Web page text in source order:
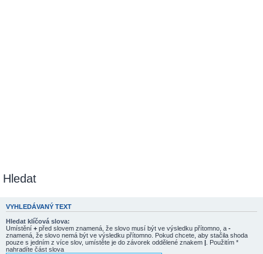
Hledat
VYHLEDÁVANÝ TEXT
Hledat klíčová slova:
Umístění + před slovem znamená, že slovo musí být ve výsledku přítomno, a -
znamená, že slovo nemá být ve výsledku přítomno. Pokud chcete, aby stačila shoda
pouze s jedním z více slov, umístěte je do závorek oddělené znakem | . Použitím *
nahradíte část slova